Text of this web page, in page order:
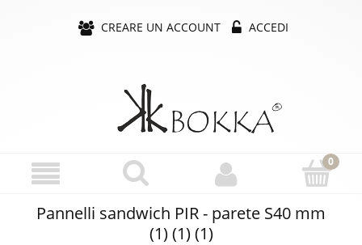
CREARE UN ACCOUNT ACCEDI
Pannelli sandwich PIR - parete S40 mm
(1) (1) (1)